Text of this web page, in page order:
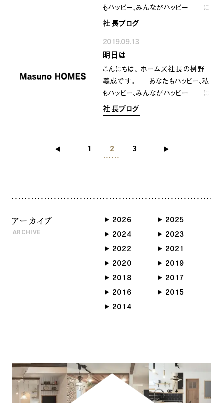
して朝一番より多数のご来場を賜り
まして ありがとうございました。
今日も昨日に引続き お越し
頂いた皆様からは 有難いお褒
めの数々のお言葉を頂きまして
感激しています。 これからも最幸
に喜んんで頂ける お家づくりを
圧倒的に 楽しんで行きたいと想
に盛況に家展を 終えることが出
ご厚意によるところです。 本当
今後共一生涯のお付き合いの
感謝〜 ありがとう〜〜
39〜〜〜‼️^_^
もハッピー、みんながハッピー に
なるために共に顔晴りましょう
家展(完成見学会) in 紀の
川市 初日の朝一番から 多
くのお客様にお越し頂きまして
感謝感激雨あられの桝野義成で
す〜^_^ お越し頂いた皆様から
は 本当に嬉しい数々のお言葉
を頂戴致しまして 家づくり冥利
に尽きます。 こちらのお家を
まして 自身のお家づくりのご参
越し下さいませ。
社長ブログ
2019.09.13
明日は
こんにちは、 ホームズ社長の桝野
義成です。 あなたもハッピー、私
もハッピー、みんながハッピー に
なるために共に顔晴りましょう
いよいよ明日は 家展(完
工業系&大人カッコイイお家』です。
日明後日限りとなります。 この二
会１時間 後悔一生 是
非 来て〜 見て〜〜 体
感し〜〜〜 貴方のお家づくり
のご参考に して下さいね〜^_^
せ。
社長ブログ
1 2 3
アーカイブ
ARCHIVE
2026
2025
2024
2023
2022
2021
2020
2019
2018
2017
2016
2015
2014